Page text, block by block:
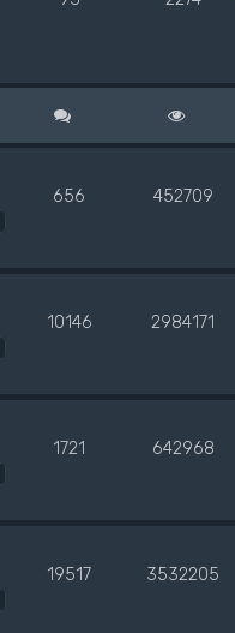
656 452709
10146 2984171
1721 642968
19517 3532205